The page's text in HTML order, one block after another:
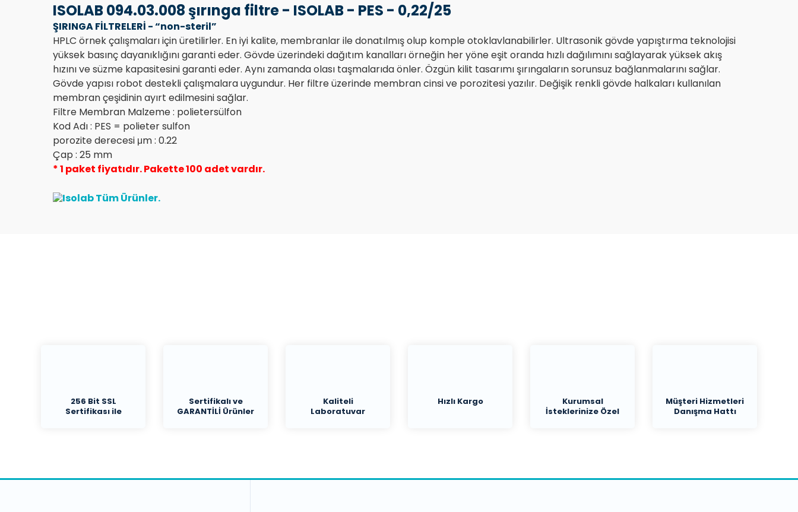
ISOLAB 094.03.008 şırınga filtre - ISOLAB - PES - 0,22/25
ŞIRINGA FİLTRELERİ - “non-steril”
HPLC örnek çalışmaları için üretilirler. En iyi kalite, membranlar ile donatılmış olup komple otoklavlanabilirler. Ultrasonik gövde yapıştırma teknolojisi
yüksek basınç dayanıklığını garanti eder. Gövde üzerindeki dağıtım kanalları örneğin her yöne eşit oranda hızlı dağılımını sağlayarak yüksek akış
hızını ve süzme kapasitesini garanti eder. Aynı zamanda olası taşmalarıda önler. Özgün kilit tasarımı şırıngaların sorunsuz bağlanmalarını sağlar.
Gövde yapısı robot destekli çalışmalara uygundur. Her filtre üzerinde membran cinsi ve porozitesi yazılır. Değişik renkli gövde halkaları kullanılan
membran çeşidinin ayırt edilmesini sağlar.
Filtre Membran Malzeme : polietersülfon
Kod Adı : PES = polieter sulfon
porozite derecesi μm : 0.22
Çap : 25 mm
* 1 paket fiyatıdır. Pakette 100 adet vardır.
256 Bit SSL
Sertifikası ile
Sertifikalı ve
GARANTİLİ Ürünler
Kaliteli
Laboratuvar
Hızlı Kargo
Kurumsal
İsteklerinize Özel
Müşteri Hizmetleri
Danışma Hattı